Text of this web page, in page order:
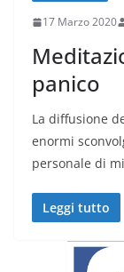
17 Marzo 2020
panico
La diffusione
enormi
personale di
Leggi tutto